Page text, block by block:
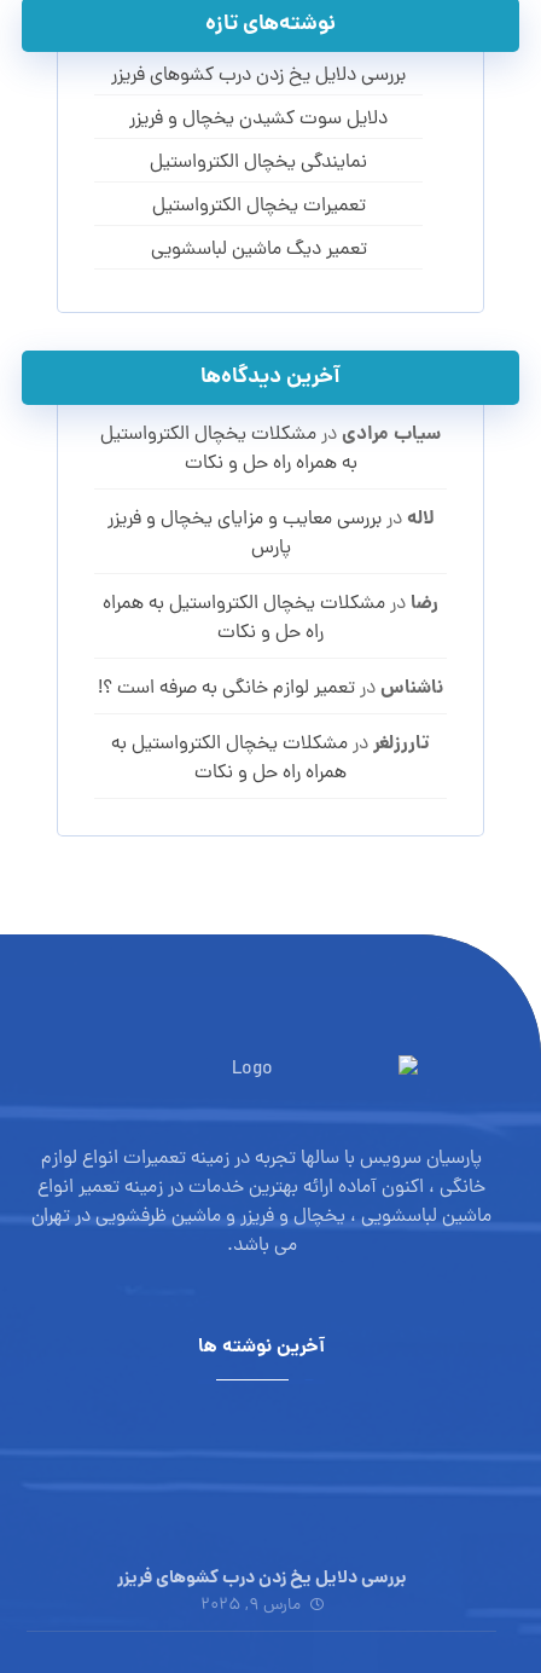
نوشته‌های تازه
بررسی دلایل یخ زدن درب کشوهای فریزر
دلایل سوت کشیدن یخچال و فریزر
نمایندگی یخچال الکترواستیل
تعمیرات یخچال الکترواستیل
تعمیر دیگ ماشین لباسشویی
آخرین دیدگاه‌ها
سیاب مرادیدرمشکلات یخچال الکترواستیل
به همراه راه حل و نکات
لالهدربررسی معایب و مزایای یخچال و فریزر
پارس
رضا درمشکلات یخچال الکترواستیل به همراه
راه حل و نکات
ناشناسدرتعمیر لوازم خانگی به صرفه است ؟!
تاررزلغردرمشکلات یخچال الکترواستیل به
همراه راه حل و نکات
پارسیان سرویس با سالها تجربه در زمینه تعمیرات انواع لوازم
خانگی ، اکنون آماده ارائه بهترین خدمات در زمینه تعمیر انواع
ماشین لباسشویی ، یخچال و فریزر و ماشین ظرفشویی در تهران
می باشد.
آخرین نوشته ها
بررسی دلایل یخ زدن درب کشوهای فریزر
مارس ۹, ۲۰۲۵